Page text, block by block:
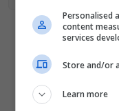
ΔΕΙΤΕ ΕΠΙΣΗΣ
Αύγουστος
που κάνουν
Personalised
content
services
Store and/or
Learn more